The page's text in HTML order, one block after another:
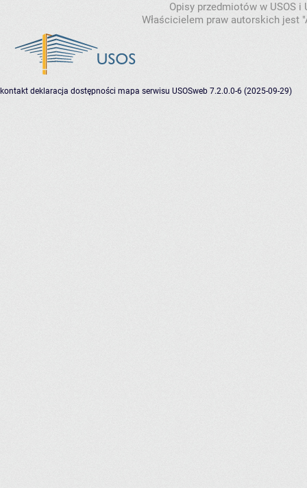
Opisy przedmiotów w USOS
Właścicielem praw autorskich jest
kontakt deklaracja dostępności mapa serwisu USOSweb 7.2.0.0-6 (2025-09-29)